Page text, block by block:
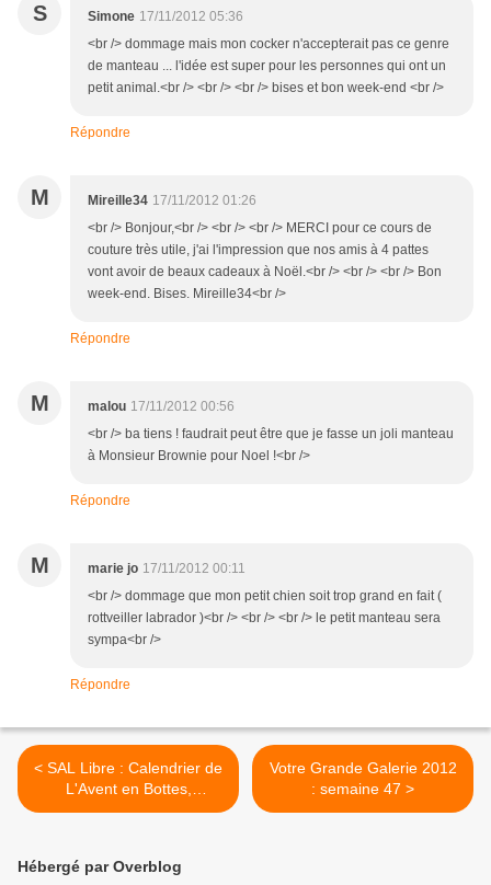
S Simone 17/11/2012 05:36
<br /> dommage mais mon cocker n'accepterait pas ce genre
de manteau ... l'idée est super pour les personnes qui ont un
petit animal.<br /> <br /> <br /> bises et bon week-end <br />
Répondre
M Mireille34 17/11/2012 01:26
<br /> Bonjour,<br /> <br /> <br /> MERCI pour ce cours de
couture très utile, j'ai l'impression que nos amis à 4 pattes
vont avoir de beaux cadeaux à Noël.<br /> <br /> <br /> Bon
week-end. Bises. Mireille34<br />
Répondre
M malou 17/11/2012 00:56
<br /> ba tiens ! faudrait peut être que je fasse un joli manteau
à Monsieur Brownie pour Noel !<br />
Répondre
M marie jo 17/11/2012 00:11
<br /> dommage que mon petit chien soit trop grand en fait (
rottveiller labrador )<br /> <br /> <br /> le petit manteau sera
sympa<br />
Répondre
< SAL Libre : Calendrier de
L'Avent en Bottes,
dernières grilles gratuites
Votre Grande Galerie 2012
: semaine 47 >
Hébergé par Overblog